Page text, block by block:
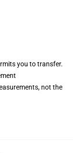
you to transfer.
not the